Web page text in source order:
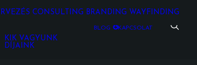
CONSULTING BRANDING WAYFINDING
KIK VAGYUNK
DÍJAINK
BLOG KAPCSOLAT